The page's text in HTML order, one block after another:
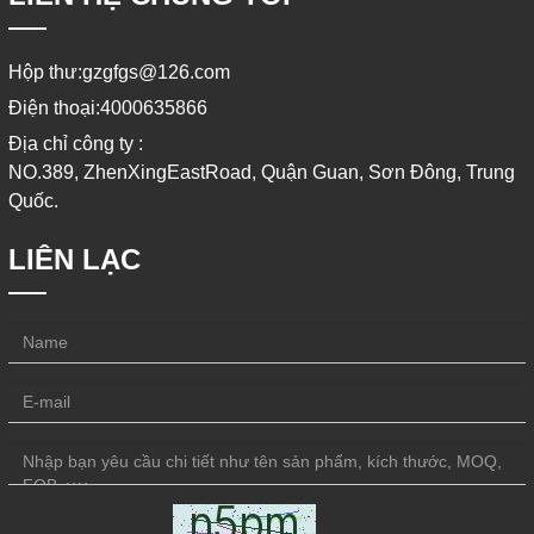
chuyền
Hộp thư:gzgfgs@126.com
Điện thoại:4000635866
Địa chỉ công ty :
NO.389, ZhenXingEastRoad, Quận Guan, Sơn Đông, Trung
Quốc.
LIÊN LẠC